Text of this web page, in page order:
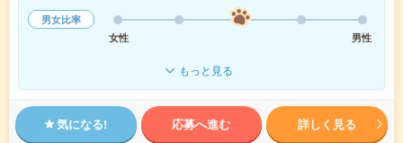
男女比率
女性
男性
もっと見る
気になる! 応募へ進む 詳しく見る